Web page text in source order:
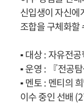
신입생이 자신에
조합을 구체화할
▪대상: 자유전
▪운영 : 『전공
▪멘토: 멘티의
이수 중인 선배(2